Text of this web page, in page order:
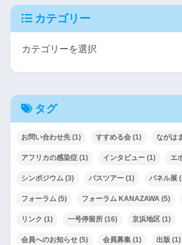
カテゴリー
タグ
お問い合わせ先(1) すすめる会(1) ながは
アフリカの感染症(1) インタビュー(1) エ
シンポジウム(3) バスツアー(1) パネル展
フォーラム(5) フォーラム KANAZAWA(5)
リンク (1) 一号停留所(16) 京浜地区(1)
会員へのお知らせ(5) 会員募集(1) 出版 (1)